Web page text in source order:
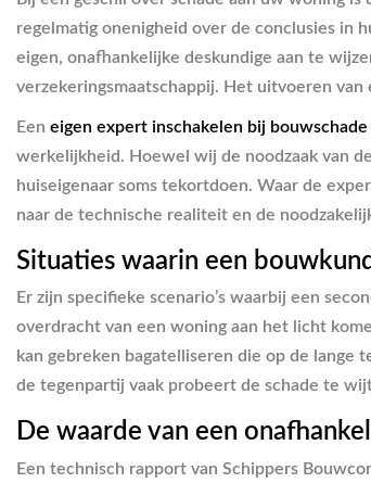
regelmatig onenigheid over de conclusies in
eigen, onafhankelijke deskundige aan te
verzekeringsmaatschappij. Het uitvoeren van
Een eigen expert inschakelen bij bouwschade
werkelijkheid. Hoewel wij de noodzaak van
huiseigenaar soms tekortdoen. Waar de
naar de technische realiteit en de
Situaties waarin een
Er zijn specifieke scenario’s waarbij een
overdracht van een woning aan het licht
kan gebreken bagatelliseren die op de lange
de tegenpartij vaak probeert de schade te
De waarde van een
Een technisch rapport van Schippers